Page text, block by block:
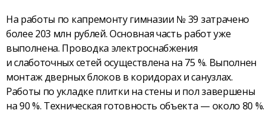
На работы по капремонту гимназии № 39 затрачено
более 203 млн рублей. Основная часть работ уже
выполнена. Проводка электроснабжения
и слаботочных сетей осуществлена на 75 %. Выполнен
монтаж дверных блоков в коридорах и санузлах.
Работы по укладке плитки на стены и пол завершены
на 90 %. Техническая готовность объекта — около 80 %.